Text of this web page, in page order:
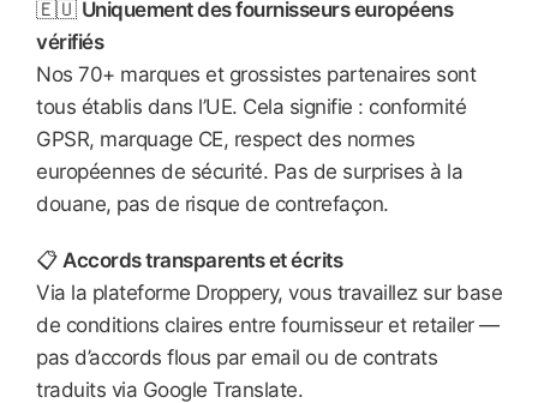
🇪🇺 Uniquement des fournisseurs européens
vérifiés
Nos 70+ marques et grossistes partenaires sont
tous établis dans l’UE. Cela signifie : conformité
GPSR, marquage CE, respect des normes
européennes de sécurité. Pas de surprises à la
douane, pas de risque de contrefaçon.
📋 Accords transparents et écrits
Via la plateforme Droppery, vous travaillez sur base
de conditions claires entre fournisseur et retailer —
pas d’accords flous par email ou de contrats
traduits via Google Translate.